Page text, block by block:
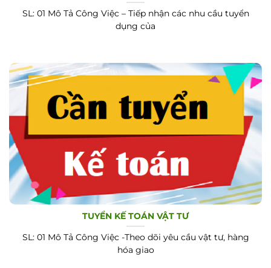
SL: 01 Mô Tả Công Việc – Tiếp nhận các nhu cầu tuyển
dụng của
TUYỂN KẾ TOÁN VẬT TƯ
SL: 01 Mô Tả Công Việc -Theo dõi yêu cầu vật tư, hàng
hóa giao